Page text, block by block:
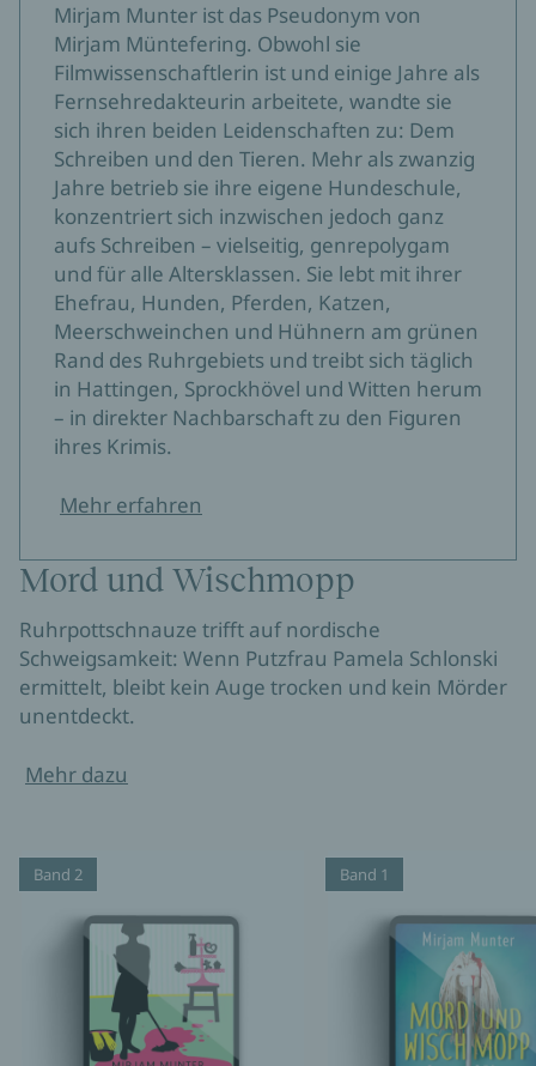
Mirjam Munter ist das Pseudonym von
Mirjam Müntefering. Obwohl sie
Filmwissenschaftlerin ist und einige Jahre als
Fernsehredakteurin arbeitete, wandte sie
sich ihren beiden Leidenschaften zu: Dem
Schreiben und den Tieren. Mehr als zwanzig
Jahre betrieb sie ihre eigene Hundeschule,
konzentriert sich inzwischen jedoch ganz
aufs Schreiben – vielseitig, genrepolygam
und für alle Altersklassen. Sie lebt mit ihrer
Ehefrau, Hunden, Pferden, Katzen,
Meerschweinchen und Hühnern am grünen
Rand des Ruhrgebiets und treibt sich täglich
in Hattingen, Sprockhövel und Witten herum
– in direkter Nachbarschaft zu den Figuren
ihres Krimis.
Mehr erfahren
Mord und Wischmopp
Ruhrpottschnauze trifft auf nordische
Schweigsamkeit: Wenn Putzfrau Pamela Schlonski
ermittelt, bleibt kein Auge trocken und kein Mörder
unentdeckt.
Mehr dazu
Band 2 Band 1